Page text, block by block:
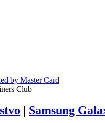
| Samsung